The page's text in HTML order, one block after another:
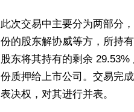
此次交易中主要分为两部分
份的股东解协威等方，所持
股东将其持有的剩余
份质押给上市公司。交易完
表决权，对其进行并表。